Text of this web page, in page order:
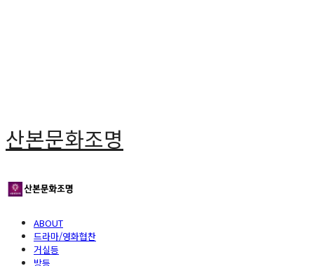
산본문화조명
ABOUT
드라마/영화협찬
거실등
방등